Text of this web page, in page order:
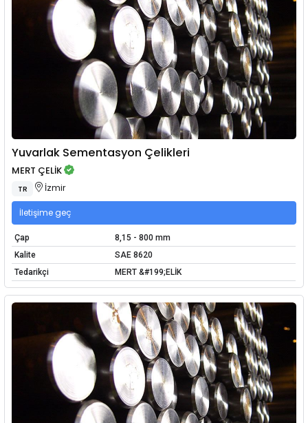
Yuvarlak Sementasyon Çelikleri
MERT ÇELİK
TR İzmir
İletişime geç
Çap
8,15 - 800 mm
Kalite
SAE 8620
Tedarikçi
MERT &#199;ELİK